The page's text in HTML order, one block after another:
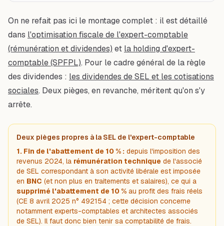
On ne refait pas ici le montage complet : il est détaillé
dans l'optimisation fiscale de l'expert-comptable
(rémunération et dividendes) et la holding d'expert-
comptable (SPFPL). Pour le cadre général de la règle
des dividendes : les dividendes de SEL et les cotisations
sociales. Deux pièges, en revanche, méritent qu'on s'y
arrête.
Deux pièges propres à la SEL de l'expert-comptable
1. Fin de l'abattement de 10 % : depuis l'imposition des
revenus 2024, la rémunération technique de l'associé
de SEL correspondant à son activité libérale est imposée
en BNC (et non plus en traitements et salaires), ce qui a
supprimé l'abattement de 10 % au profit des frais réels
(CE 8 avril 2025 n° 492154 ; cette décision concerne
notamment experts-comptables et architectes associés
de SEL). Il faut donc bien tenir sa comptabilité de frais.